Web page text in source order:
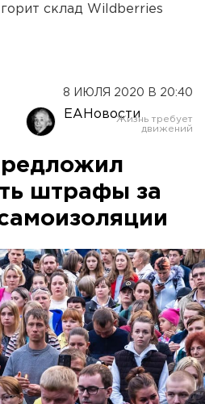
склад Wildberries
8 ИЮЛЯ 2020 В 20:40
ЕАНовости
штрафы за